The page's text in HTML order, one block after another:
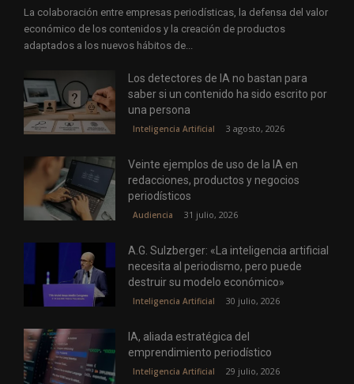
La colaboración entre empresas periodísticas, la defensa del valor
económico de los contenidos y la creación de productos
adaptados a los nuevos hábitos de...
Los detectores de IA no bastan para
saber si un contenido ha sido escrito por
una persona
Inteligencia Artificial 3 agosto, 2026
Veinte ejemplos de uso de la IA en
redacciones, productos y negocios
periodísticos
Audiencia 31 julio, 2026
A.G. Sulzberger: «La inteligencia artificial
necesita al periodismo, pero puede
destruir su modelo económico»
Inteligencia Artificial 30 julio, 2026
IA, aliada estratégica del
emprendimiento periodístico
Inteligencia Artificial 29 julio, 2026